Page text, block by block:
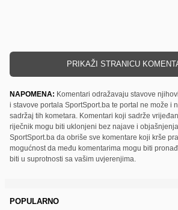
PRIKAŽI STRANICU
NAPOMENA: Komentari odražavaju stavove
i stavove portala SportSport.ba te portal ne može i
sadržaj tih kometara. Komentari koji sadrže
riječnik mogu biti uklonjeni bez najave i
SportSport.ba da obriše sve komentare koji krše
mogućnost da među komentarima mogu biti
biti u suprotnosti sa vašim uvjerenjima.
POPULARNO